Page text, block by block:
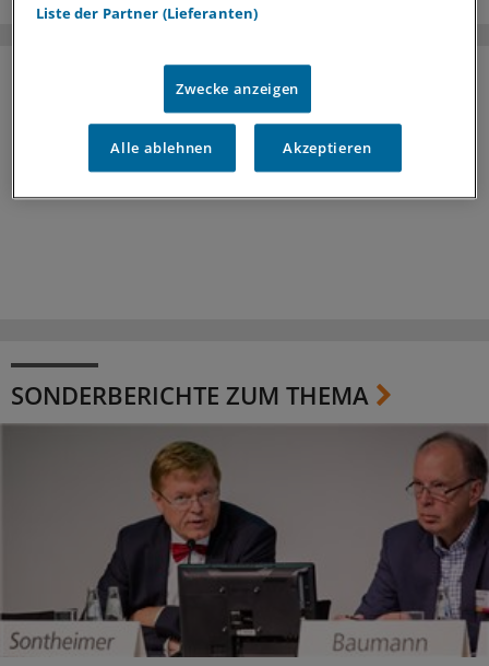
SONDERBERICHTE ZUM THEMA
Liste der Partner (Lieferanten)
Zwecke anzeigen
Alle ablehnen Akzeptieren